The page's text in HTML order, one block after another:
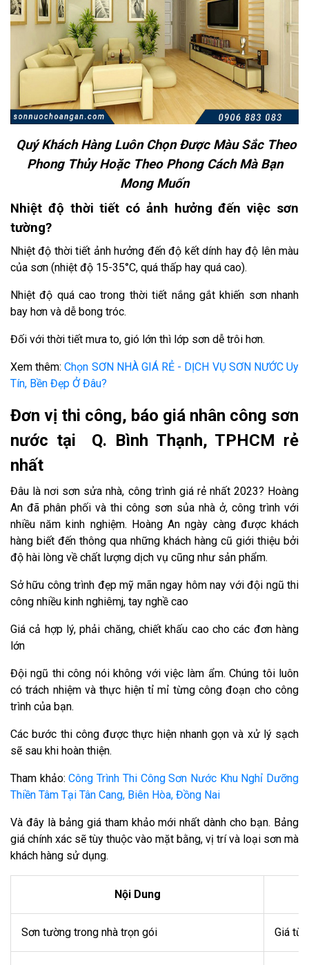
Quý Khách Hàng Luôn Chọn Được Màu Sắc Theo
Phong Thủy Hoặc Theo Phong Cách Mà Bạn
Mong Muốn
Nhiệt độ thời tiết có ảnh hưởng đến việc sơn
tường?
Nhiệt độ thời tiết ảnh hưởng đến độ kết dính hay độ lên màu
của sơn (nhiệt độ 15-35°C, quá thấp hay quá cao).
Nhiệt độ quá cao trong thời tiết nắng gắt khiến sơn nhanh
bay hơn và dễ bong tróc.
Đối với thời tiết mưa to, gió lớn thì lớp sơn dễ trôi hơn.
Xem thêm:Chọn SƠN NHÀ GIÁ RẺ - DỊCH VỤ SƠN NƯỚC Uy
Tín, Bền Đẹp Ở Đâu?
Đơn vị thi công, báo giá nhân công sơn
nước tại Q. Bình Thạnh, TPHCM rẻ
nhất
Đâu là nơi sơn sửa nhà, công trình giá rẻ nhất 2023? Hoàng
An đã phân phối và thi công sơn sủa nhà ở, công trình với
nhiều năm kinh nghiệm. Hoàng An ngày càng được khách
hàng biết đến thông qua những khách hàng cũ giới thiệu bởi
độ hài lòng về chất lượng dịch vụ cũng như sản phẩm.
Sở hữu công trình đẹp mỹ mãn ngay hôm nay với đội ngũ thi
công nhiều kinh nghiêmj, tay nghề cao
Giá cả hợp lý, phải chăng, chiết khấu cao cho các đơn hàng
lớn
Đội ngũ thi công nói không với việc làm ẩm. Chúng tôi luôn
có trách nhiệm và thực hiện tỉ mỉ từng công đoạn cho công
trình của bạn.
Các bước thi công được thực hiện nhanh gọn và xử lý sạch
sẽ sau khi hoàn thiện.
Tham khảo:Công Trình Thi Công Sơn Nước Khu Nghỉ Dưỡng
Thiền Tâm Tại Tân Cang, Biên Hòa, Đồng Nai
Và đây là bảng giá tham khảo mới nhất dành cho bạn. Bảng
giá chính xác sẽ tùy thuộc vào mặt bằng, vị trí và loại sơn mà
khách hàng sử dụng.
Nội Dung
Sơn tường trong nhà trọn gói Giá từ